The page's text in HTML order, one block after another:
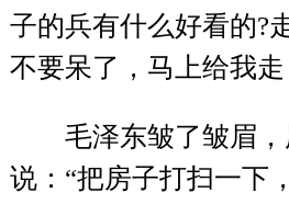
子的兵有什么好看的?
不要呆了，马上给我
毛泽东皱了皱眉，
说：“把房子打扫一下